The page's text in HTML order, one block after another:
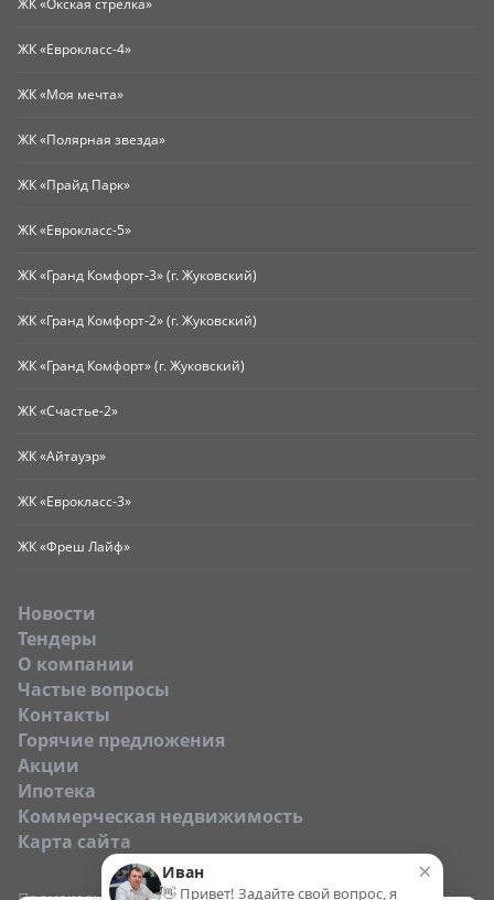
ЖК «Окская стрелка»
ЖК «Еврокласс-4»
ЖК «Моя мечта»
ЖК «Полярная звезда»
ЖК «Прайд Парк»
ЖК «Еврокласс-5»
ЖК «Гранд Комфорт-3» (г. Жуковский)
ЖК «Гранд Комфорт-2» (г. Жуковский)
ЖК «Гранд Комфорт» (г. Жуковский)
ЖК «Счастье-2»
ЖК «Айтауэр»
ЖК «Еврокласс-3»
ЖК «Фреш Лайф»
Новости
Тендеры
O компании
Частые вопросы
Контакты
Горячие предложения
Акции
Ипотека
Коммерческая недвижимость
Карта сайта
×
Иван
👋 Привет! Задайте свой вопрос, я